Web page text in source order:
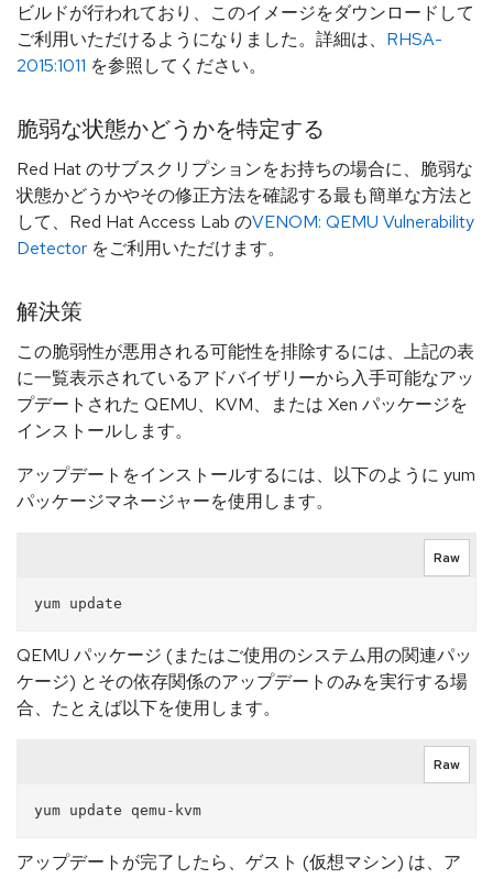
ビルドが行われており、このイメージをダウンロードして
ご利用いただけるようになりました。詳細は、 RHSA-
2015:1011 を参照してください。
脆弱な状態かどうかを特定する
Red Hat のサブスクリプションをお持ちの場合に、脆弱な
状態かどうかやその修正方法を確認する最も簡単な方法と
して、Red Hat Access Lab のVENOM: QEMU Vulnerability
Detector をご利用いただけます。
解決策
この脆弱性が悪用される可能性を排除するには、上記の表
に一覧表示されているアドバイザリーから入手可能なアッ
プデートされた QEMU、KVM、または Xen パッケージを
インストールします。
アップデートをインストールするには、以下のように yum
パッケージマネージャーを使用します。
Raw
QEMU パッケージ (またはご使用のシステム用の関連パッ
ケージ) とその依存関係のアップデートのみを実行する場
合、たとえば以下を使用します。
Raw
アップデートが完了したら、ゲスト (仮想マシン) は、ア